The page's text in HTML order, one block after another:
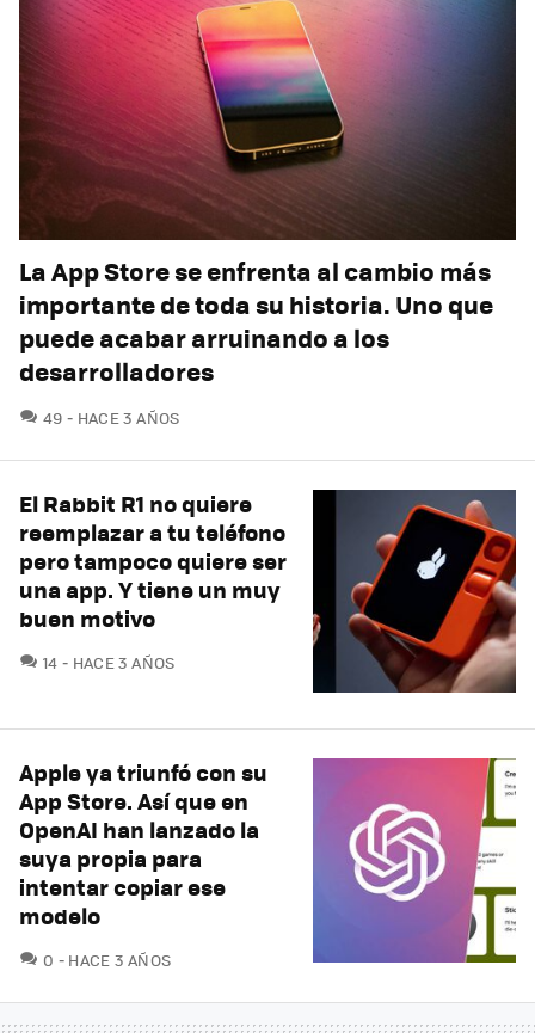
La App Store se enfrenta al cambio más
importante de toda su historia. Uno que
puede acabar arruinando a los
desarrolladores
49 COMENTARIOS
HACE 3 AÑOS
El Rabbit R1 no quiere
reemplazar a tu teléfono
pero tampoco quiere ser
una app. Y tiene un muy
buen motivo
14 COMENTARIOS
HACE 3 AÑOS
Apple ya triunfó con su
App Store. Así que en
OpenAI han lanzado la
suya propia para
intentar copiar ese
modelo
0 COMENTARIOS
HACE 3 AÑOS